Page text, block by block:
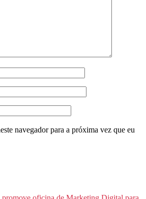
navegador para a próxima vez que eu